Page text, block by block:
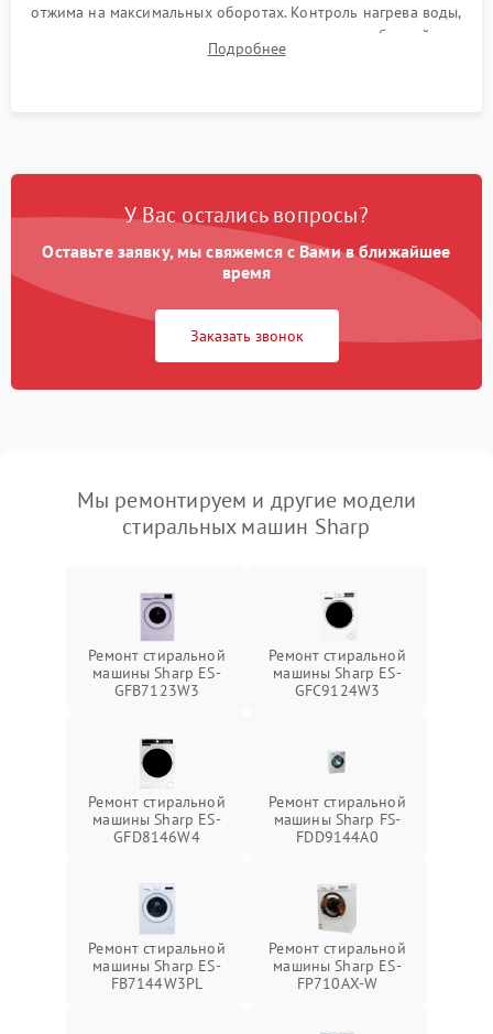
отжима на максимальных оборотах. Контроль нагрева воды,
корректности слива, отсутствия излишних вибраций,
посторонних стуков и протечек под корпусом.
Подробнее
У Вас остались вопросы?
Оставьте заявку, мы свяжемся с Вами в ближайшее
время
Заказать звонок
Мы ремонтируем и другие модели
стиральных машин Sharp
Ремонт стиральной
машины Sharp ES-
GFB7123W3
Ремонт стиральной
машины Sharp ES-
GFC9124W3
Ремонт стиральной
машины Sharp ES-
GFD8146W4
Ремонт стиральной
машины Sharp FS-
FDD9144A0
Ремонт стиральной
машины Sharp ES-
FB7144W3PL
Ремонт стиральной
машины Sharp ES-
FP710AX-W